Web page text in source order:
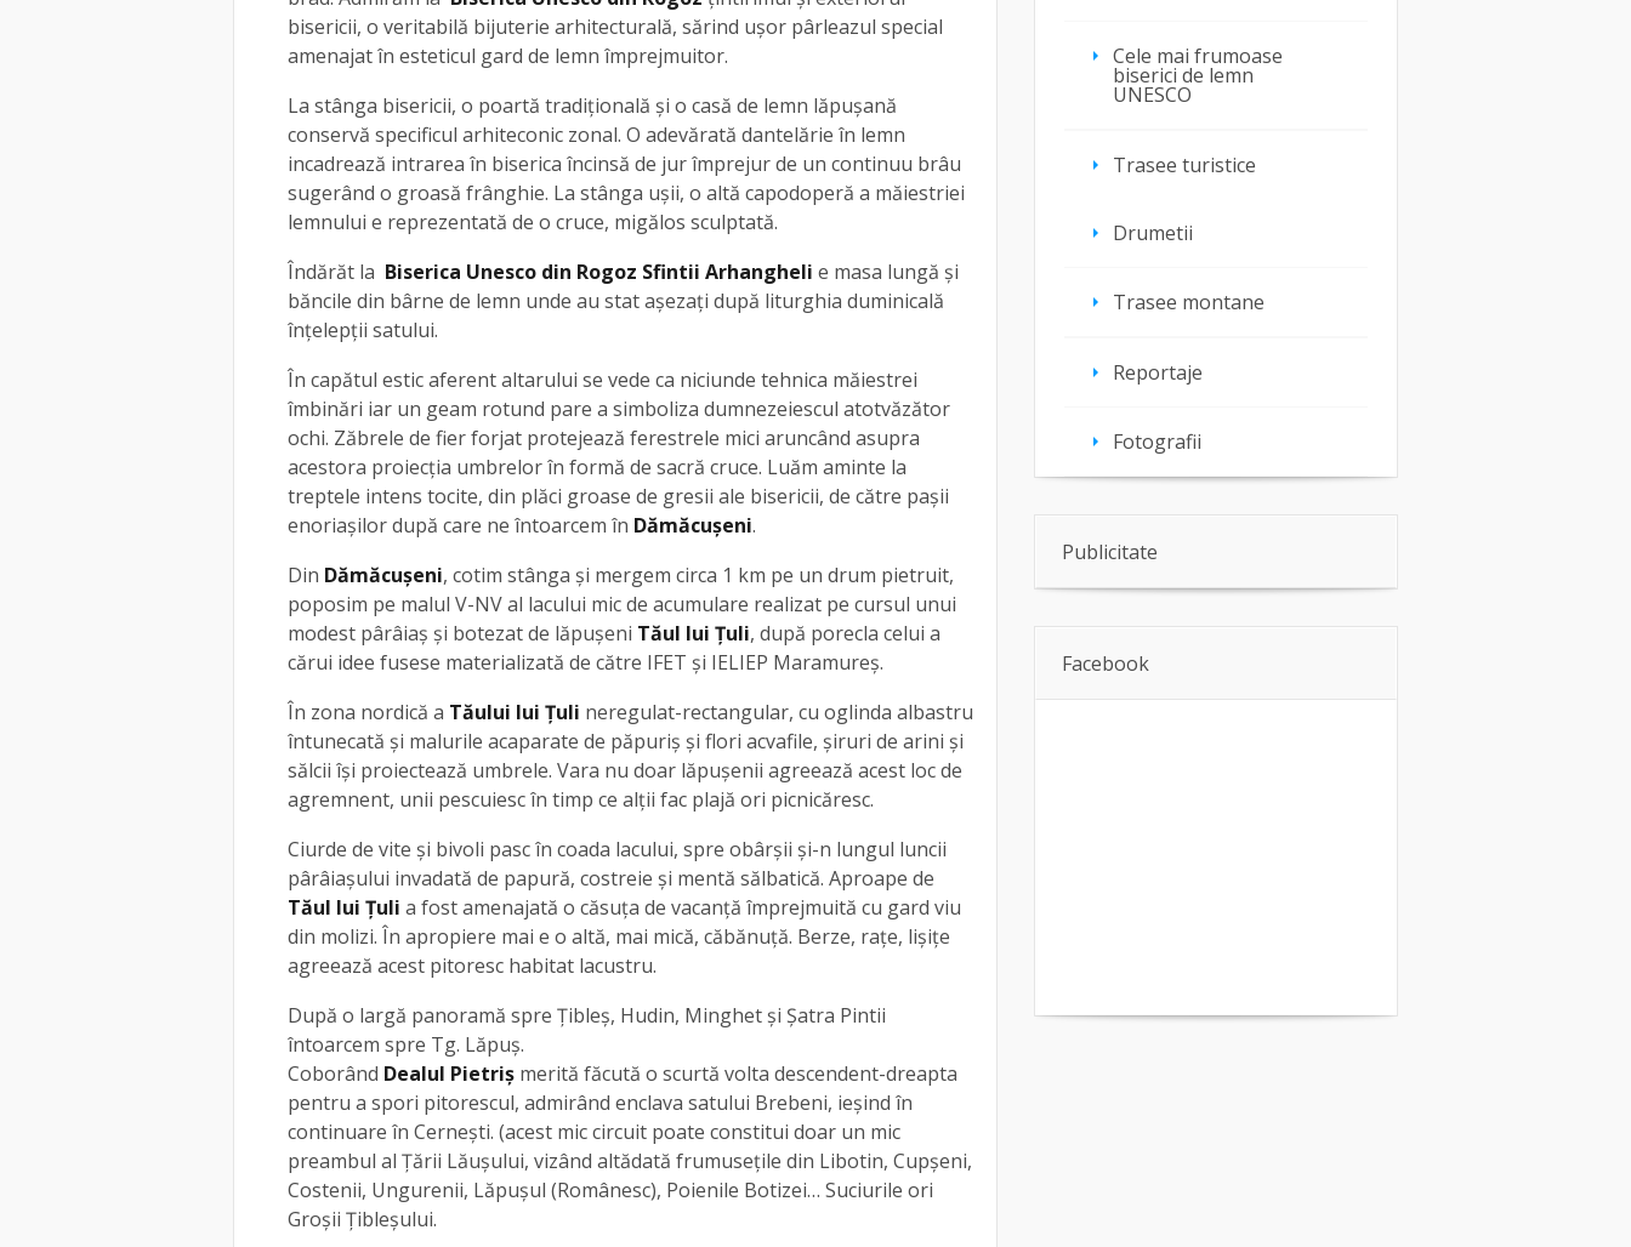
bisericii, o veritabilă bijuterie arhitecturală, sărind uşor pârleazul special
amenajat în esteticul gard de lemn împrejmuitor.
La stânga bisericii, o poartă tradițională şi o casă de lemn lăpuşană
conservă specificul arhiteconic zonal. O adevărată dantelărie în lemn
incadrează intrarea în biserica încinsă de jur împrejur de un continuu brâu
sugerând o groasă frânghie. La stânga uşii, o altă capodoperă a măiestriei
lemnului e reprezentată de o cruce, migălos sculptată.
Îndărăt la Biserica Unesco din Rogoz Sfintii Arhangheli e masa lungă şi
băncile din bârne de lemn unde au stat aşezaţi după liturghia duminicală
înţelepţii satului.
În capătul estic aferent altarului se vede ca niciunde tehnica măiestrei
îmbinări iar un geam rotund pare a simboliza dumnezeiescul atotvăzător
ochi. Zăbrele de fier forjat protejează ferestrele mici aruncând asupra
acestora proiecţia umbrelor în formă de sacră cruce. Luăm aminte la
treptele intens tocite, din plăci groase de gresii ale bisericii, de către paşii
enoriaşilor după care ne întoarcem în Dămăcuşeni.
Din Dămăcușeni, cotim stânga şi mergem circa 1 km pe un drum pietruit,
poposim pe malul V-NV al lacului mic de acumulare realizat pe cursul unui
modest pârâiaş şi botezat de lăpuşeni Tăul lui Ţuli, după porecla celui a
cărui idee fusese materializată de către IFET şi IELIEP Maramureș.
În zona nordică a Tăului lui Țuli neregulat-rectangular, cu oglinda albastru
întunecată şi malurile acaparate de păpuriş şi flori acvafile, şiruri de arini şi
sălcii îşi proiectează umbrele. Vara nu doar lăpușenii agreează acest loc de
agremnent, unii pescuiesc în timp ce alţii fac plajă ori picnicăresc.
Ciurde de vite şi bivoli pasc în coada lacului, spre obârşii şi-n lungul luncii
pârâiaşului invadată de papură, costreie şi mentă sălbatică. Aproape de
Tăul lui Țuli a fost amenajată o căsuţa de vacanţă împrejmuită cu gard viu
din molizi. În apropiere mai e o altă, mai mică, căbănuţă. Berze, rațe, lișițe
agreează acest pitoresc habitat lacustru.
După o largă panoramă spre Ţibleş, Hudin, Minghet și Şatra Pintii
întoarcem spre Tg. Lăpuş.
Coborând Dealul Pietriș merită făcută o scurtă volta descendent-dreapta
pentru a spori pitorescul, admirând enclava satului Brebeni, ieşind în
continuare în Cerneşti. (acest mic circuit poate constitui doar un mic
preambul al Ţării Lăuşului, vizând altădată frumuseţile din Libotin, Cupşeni,
Costenii, Ungurenii, Lăpuşul (Românesc), Poienile Botizei… Suciurile ori
Groşii Ţibleşului.
Cele mai frumoase
biserici de lemn
UNESCO
Trasee turistice
Drumetii
Trasee montane
Reportaje
Fotografii
Publicitate
Facebook